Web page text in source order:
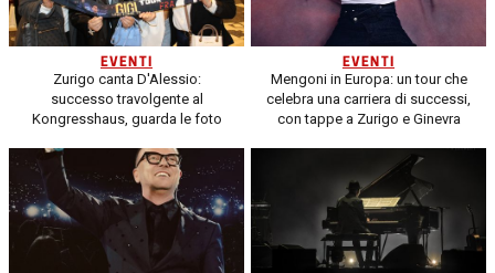
EVENTI
Zurigo canta D'Alessio:
successo travolgente al
Kongresshaus, guarda le foto
EVENTI
Mengoni in Europa: un tour che
celebra una carriera di successi,
con tappe a Zurigo e Ginevra